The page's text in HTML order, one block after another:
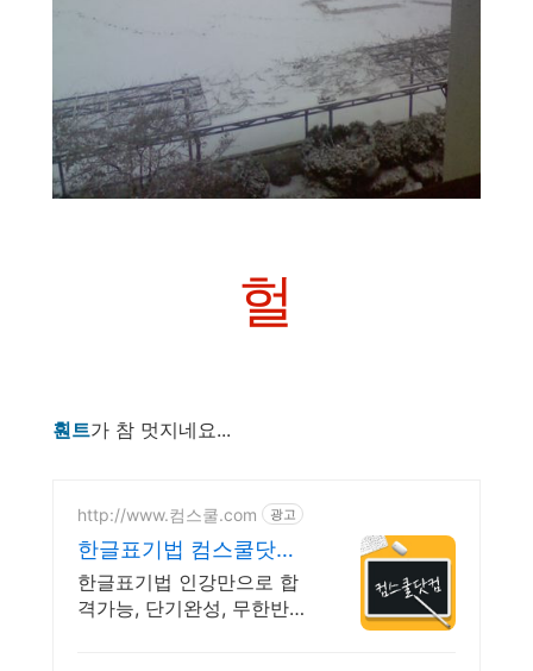
헐
훤트가 참 멋지네요...
http://www.컴스쿨.com 광고
한글표기법 컴스쿨닷컴
당일 신청&결제시 기프
티콘!
한글표기법 인강만으로 합
격가능, 단기완성, 무한반복